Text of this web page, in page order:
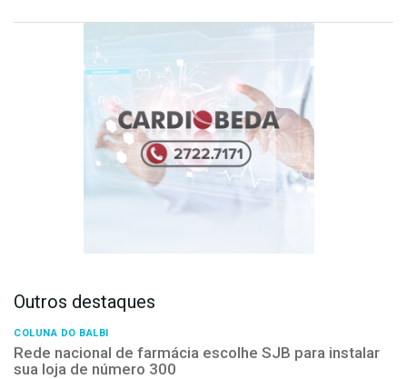
Outros destaques
COLUNA DO BALBI
Rede nacional de farmácia escolhe SJB para instalar
sua loja de número 300